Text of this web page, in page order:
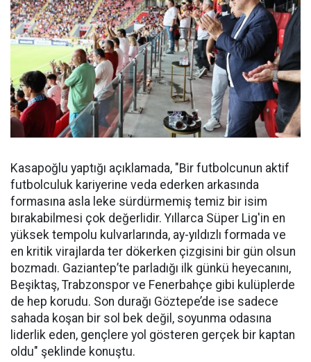
Kasapoğlu yaptığı açıklamada, "Bir futbolcunun aktif
futbolculuk kariyerine veda ederken arkasında
formasına asla leke sürdürmemiş temiz bir isim
bırakabilmesi çok değerlidir. Yıllarca Süper Lig'in en
yüksek tempolu kulvarlarında, ay-yıldızlı formada ve
en kritik virajlarda ter dökerken çizgisini bir gün olsun
bozmadı. Gaziantep’te parladığı ilk günkü heyecanını,
Beşiktaş, Trabzonspor ve Fenerbahçe gibi kulüplerde
de hep korudu. Son durağı Göztepe’de ise sadece
sahada koşan bir sol bek değil, soyunma odasına
liderlik eden, gençlere yol gösteren gerçek bir kaptan
oldu" şeklinde konuştu.